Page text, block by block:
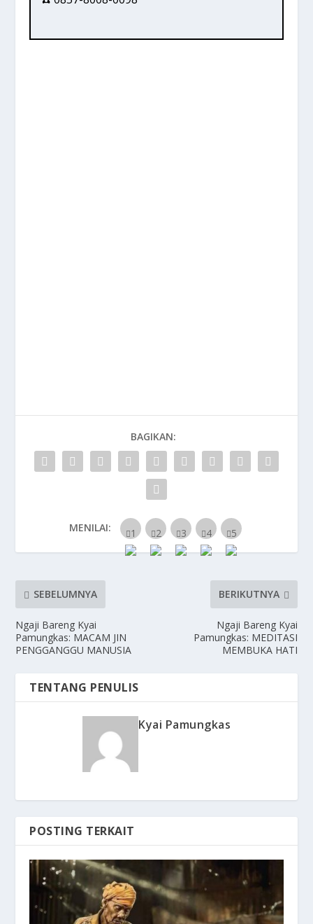
BAGIKAN:
MENILAI:
SEBELUMNYA
Ngaji Bareng Kyai
Pamungkas: MACAM JIN
PENGGANGGU MANUSIA
BERIKUTNYA
Ngaji Bareng Kyai
Pamungkas: MEDITASI
MEMBUKA HATI
TENTANG PENULIS
Kyai Pamungkas
POSTING TERKAIT